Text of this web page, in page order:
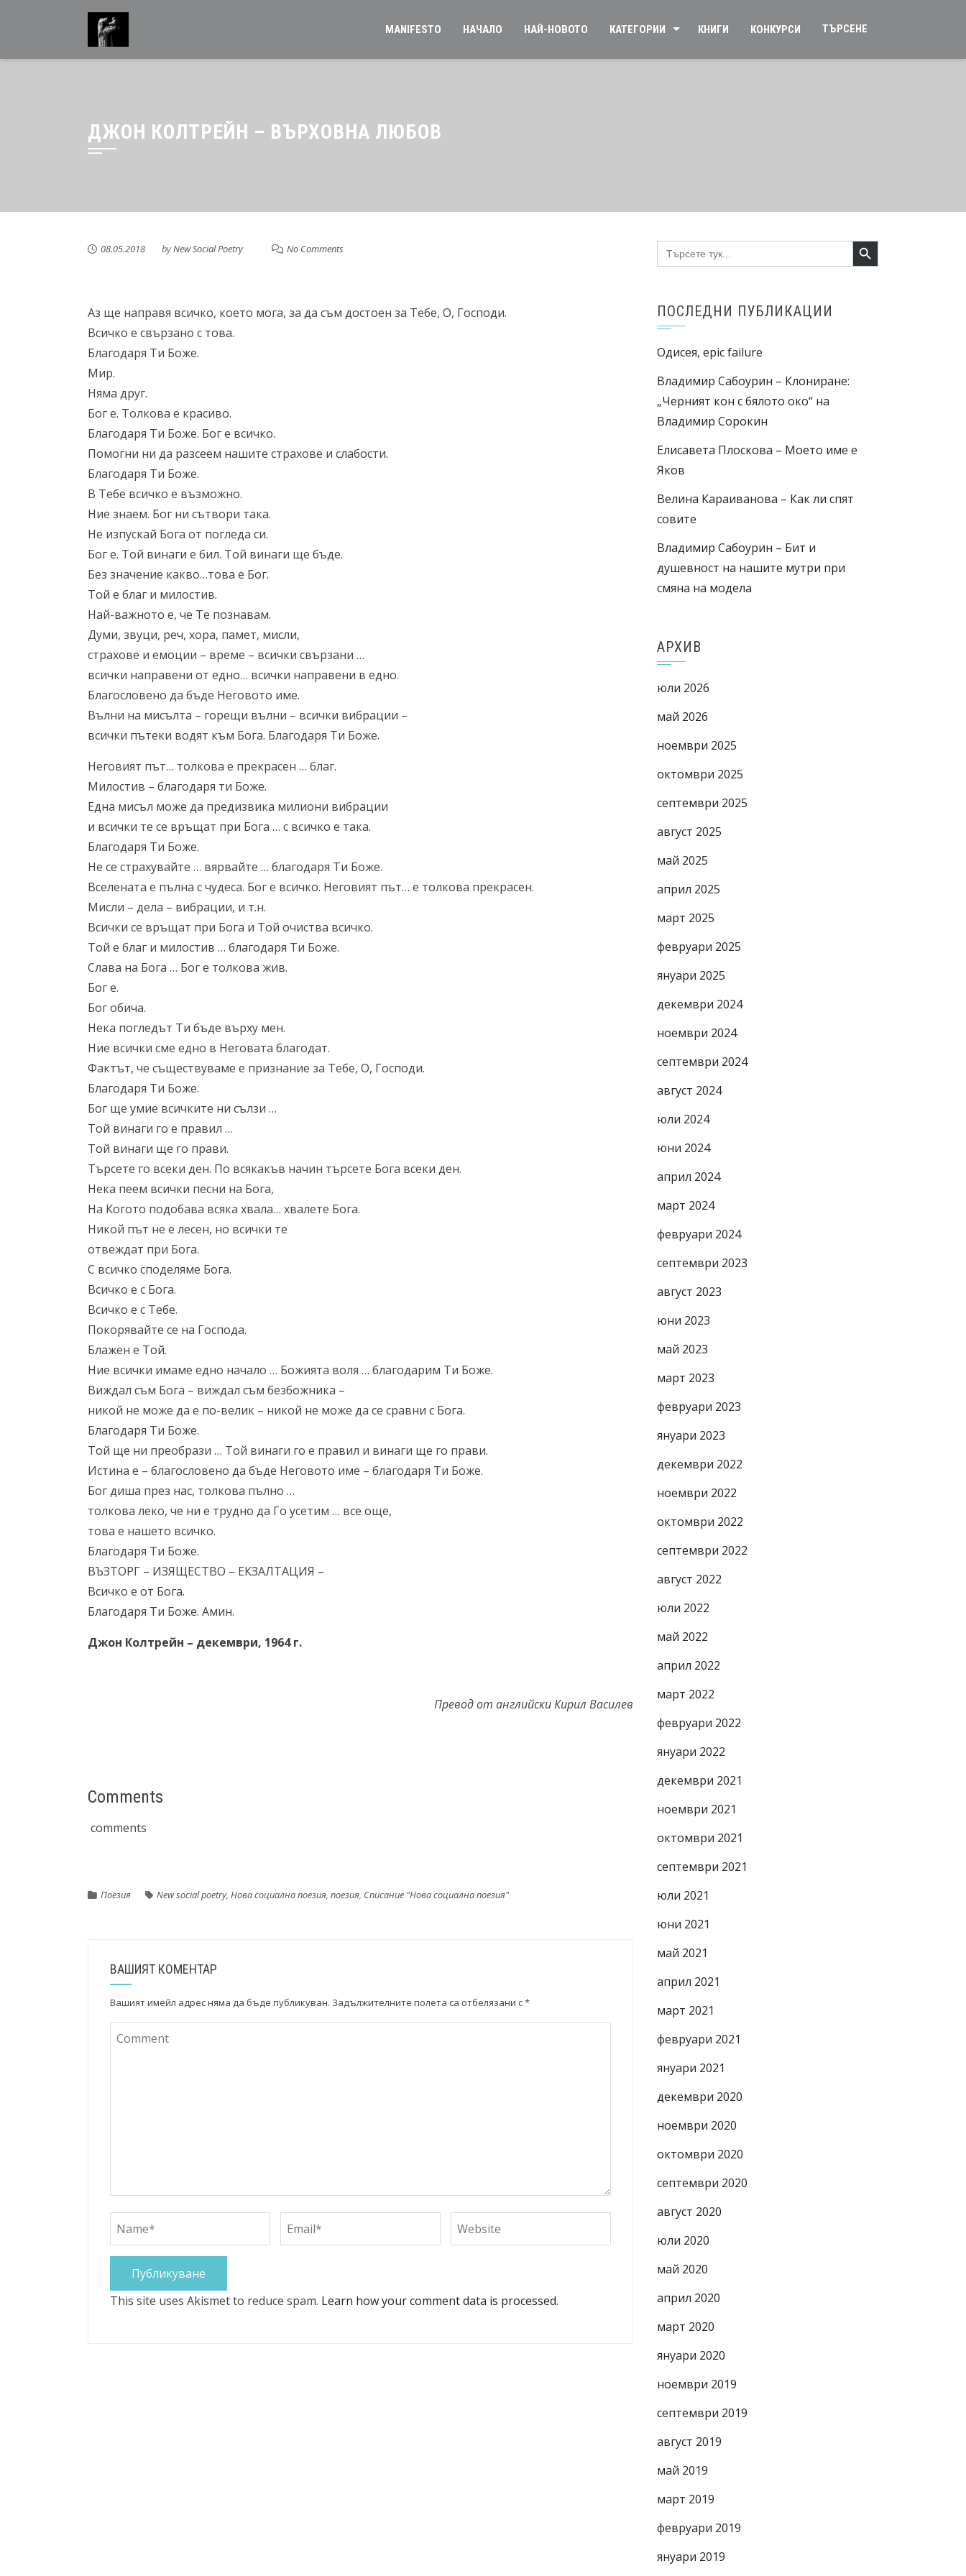
MANIFESTO НАЧАЛО НАЙ-НОВОТО КАТЕГОРИИ КНИГИ КОНКУРСИ ТЪРСЕНЕ
ДЖОН КОЛТРЕЙН – ВЪРХОВНА ЛЮБОВ
08.05.2018 byNew Social Poetry No Comments
Аз ще направя всичко, което мога, за да съм достоен за Тебе, О, Господи.
Всичко е свързано с това.
Благодаря Ти Боже.
Мир.
Няма друг.
Бог е. Толкова е красиво.
Благодаря Ти Боже. Бог е всичко.
Помогни ни да разсеем нашите страхове и слабости.
Благодаря Ти Боже.
В Тебе всичко е възможно.
Ние знаем. Бог ни сътвори така.
Не изпускай Бога от погледа си.
Бог е. Той винаги е бил. Той винаги ще бъде.
Без значение какво…това е Бог.
Той е благ и милостив.
Най-важното е, че Те познавам.
Думи, звуци, реч, хора, памет, мисли,
страхове и емоции – време – всички свързани …
всички направени от едно… всички направени в едно.
Благословено да бъде Неговото име.
Вълни на мисълта – горещи вълни – всички вибрации –
всички пътеки водят към Бога. Благодаря Ти Боже.
Неговият път… толкова е прекрасен … благ.
Милостив – благодаря ти Боже.
Една мисъл може да предизвика милиони вибрации
и всички те се връщат при Бога … с всичко е така.
Благодаря Ти Боже.
Не се страхувайте … вярвайте … благодаря Ти Боже.
Вселената е пълна с чудеса. Бог е всичко. Неговият път… е толкова прекрасен.
Мисли – дела – вибрации, и т.н.
Всички се връщат при Бога и Той очиства всичко.
Той е благ и милостив … благодаря Ти Боже.
Слава на Бога … Бог е толкова жив.
Бог е.
Бог обича.
Нека погледът Ти бъде върху мен.
Ние всички сме едно в Неговата благодат.
Фактът, че съществуваме е признание за Тебе, О, Господи.
Благодаря Ти Боже.
Бог ще умие всичките ни сълзи …
Той винаги го е правил …
Той винаги ще го прави.
Търсете го всеки ден. По всякакъв начин търсете Бога всеки ден.
Нека пеем всички песни на Бога,
На Когото подобава всяка хвала… хвалете Бога.
Никой път не е лесен, но всички те
отвеждат при Бога.
С всичко споделяме Бога.
Всичко е с Бога.
Всичко е с Тебe.
Покорявайте се на Господа.
Блажен е Той.
Ние всички имаме едно начало … Божията воля … благодарим Ти Боже.
Виждал съм Бога – виждал съм безбожника –
никой не може да е по-велик – никой не може да се сравни с Бога.
Благодаря Ти Боже.
Той ще ни преобрази … Той винаги го е правил и винаги ще го прави.
Истина е – благословено да бъде Неговото име – благодаря Ти Боже.
Бог диша през нас, толкова пълно …
толкова леко, че ни е трудно да Го усетим … все още,
това е нашето всичко.
Благодаря Ти Боже.
ВЪЗТОРГ – ИЗЯЩЕСТВО – ЕКЗАЛТАЦИЯ –
Всичко е от Бога.
Благодаря Ти Боже. Амин.
Джон Колтрейн – декември, 1964 г.
Превод от английски Кирил Василев
Comments
comments
Поезия New social poetry, Нова социална поезия, поезия, Списание "Нова социална поезия"
ВАШИЯТ КОМЕНТАР
Вашият имейл адрес няма да бъде публикуван. Задължителните полета са отбелязани с*
This site uses Akismet to reduce spam. Learn how your comment data is processed.
Search
for:
Search Button
ПОСЛЕДНИ ПУБЛИКАЦИИ
Одисея, epic failure
Владимир Сабоурин – Клониране:
„Черният кон с бялото око“ на
Владимир Сорокин
Елисавета Плоскова – Моето име е
Яков
Велина Караиванова – Как ли спят
совите
Владимир Сабоурин – Бит и
душевност на нашите мутри при
смяна на модела
АРХИВ
юли 2026
май 2026
ноември 2025
октомври 2025
септември 2025
август 2025
май 2025
април 2025
март 2025
февруари 2025
януари 2025
декември 2024
ноември 2024
септември 2024
август 2024
юли 2024
юни 2024
април 2024
март 2024
февруари 2024
септември 2023
август 2023
юни 2023
май 2023
март 2023
февруари 2023
януари 2023
декември 2022
ноември 2022
октомври 2022
септември 2022
август 2022
юли 2022
май 2022
април 2022
март 2022
февруари 2022
януари 2022
декември 2021
ноември 2021
октомври 2021
септември 2021
юли 2021
юни 2021
май 2021
април 2021
март 2021
февруари 2021
януари 2021
декември 2020
ноември 2020
октомври 2020
септември 2020
август 2020
юли 2020
май 2020
април 2020
март 2020
януари 2020
ноември 2019
септември 2019
август 2019
май 2019
март 2019
февруари 2019
януари 2019